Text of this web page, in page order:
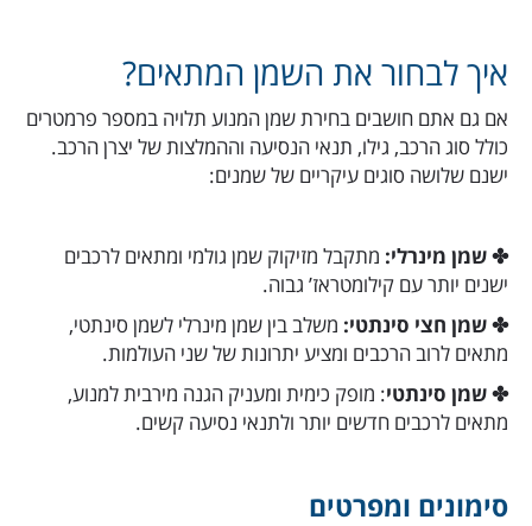
איך לבחור את השמן המתאים?
אם גם אתם חושבים בחירת שמן המנוע תלויה במספר פרמטרים
כולל סוג הרכב, גילו, תנאי הנסיעה וההמלצות של יצרן הרכב.
ישנם שלושה סוגים עיקריים של שמנים:
✤ שמן מינרלי: מתקבל מזיקוק שמן גולמי ומתאים לרכבים
ישנים יותר עם קילומטראז’ גבוה.
✤ שמן חצי סינתטי: משלב בין שמן מינרלי לשמן סינתטי,
מתאים לרוב הרכבים ומציע יתרונות של שני העולמות.
✤ שמן סינתטי: מופק כימית ומעניק הגנה מירבית למנוע,
מתאים לרכבים חדשים יותר ולתנאי נסיעה קשים.
סימונים ומפרטים